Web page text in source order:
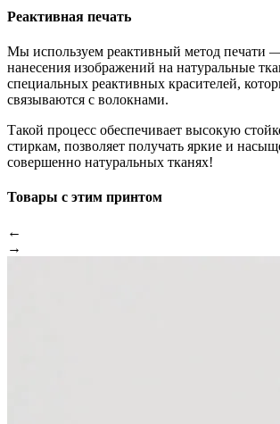
Реактивная печать
Мы используем реактивный метод печати
нанесения изображений на натуральные
специальных реактивных красителей,
связываются с волокнами.
Такой процесс обеспечивает высокую
стиркам, позволяет получать яркие и
совершенно натуральных тканях!
Товары с этим принтом
←
→